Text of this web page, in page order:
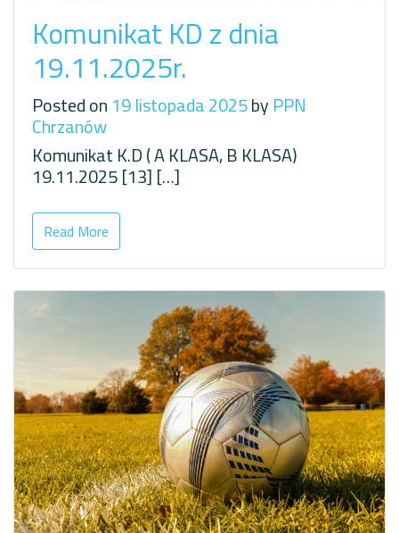
Komunikat KD z dnia
19.11.2025r.
Posted on 19 listopada 2025by PPN
Chrzanów
Komunikat K.D ( A KLASA, B KLASA)
19.11.2025 [13] […]
Read More